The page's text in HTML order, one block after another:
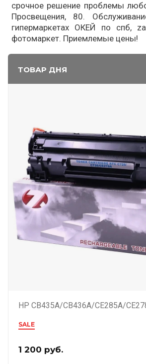
ТОВАР ДНЯ
HP CB435A/CB436A/CE285A/
SALE
1 200 руб.
срочное решение проблемы
Просвещения, 80.
гипермаркетах ОКЕЙ по спб,
фотомаркет. Приемлемые цены!